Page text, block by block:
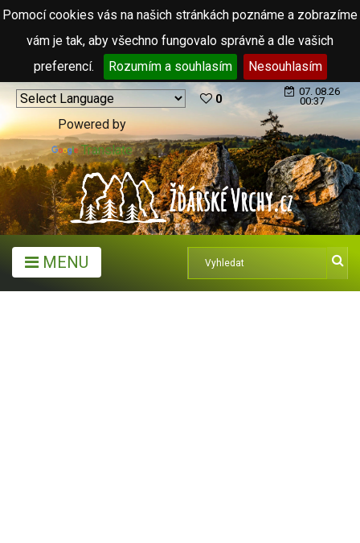
Pomocí cookies vás na našich stránkách poznáme a zobrazíme
vám je tak, aby všechno fungovalo správně a dle vašich
preferencí.
Rozumím a souhlasím Nesouhlasím
Powered by
Translate
0
07. 08.26
00:37
MENU